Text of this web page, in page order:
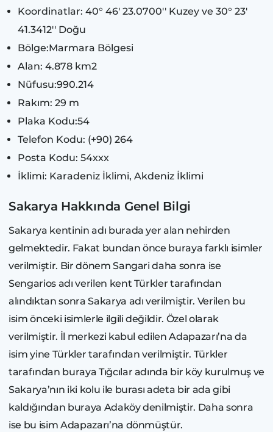
Koordinatlar: 40° 46' 23.0700'' Kuzey ve 30° 23'
41.3412'' Doğu
Bölge:Marmara Bölgesi
Alan: 4.878 km2
Nüfusu:990.214
Rakım: 29 m
Plaka Kodu:54
Telefon Kodu: (+90) 264
Posta Kodu: 54xxx
İklimi: Karadeniz İklimi, Akdeniz İklimi
Sakarya Hakkında Genel Bilgi
Sakarya kentinin adı burada yer alan nehirden
gelmektedir. Fakat bundan önce buraya farklı isimler
verilmiştir. Bir dönem Sangari daha sonra ise
Sengarios adı verilen kent Türkler tarafından
alındıktan sonra Sakarya adı verilmiştir. Verilen bu
isim önceki isimlerle ilgili değildir. Özel olarak
verilmiştir. İl merkezi kabul edilen Adapazarı’na da
isim yine Türkler tarafından verilmiştir. Türkler
tarafından buraya Tığcılar adında bir köy kurulmuş ve
Sakarya’nın iki kolu ile burası adeta bir ada gibi
kaldığından buraya Adaköy denilmiştir. Daha sonra
ise bu isim Adapazarı’na dönmüştür.